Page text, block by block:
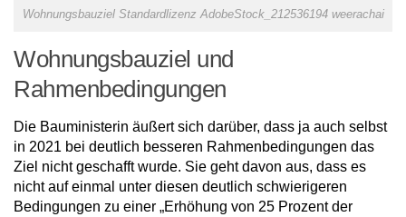
Wohnungsbauziel Standardlizenz AdobeStock_212536194 weerachai
Wohnungsbauziel und
Rahmenbedingungen
Die Bauministerin äußert sich darüber, dass ja auch selbst
in 2021 bei deutlich besseren Rahmenbedingungen das
Ziel nicht geschafft wurde. Sie geht davon aus, dass es
nicht auf einmal unter diesen deutlich schwierigeren
Bedingungen zu einer „Erhöhung von 25 Prozent der